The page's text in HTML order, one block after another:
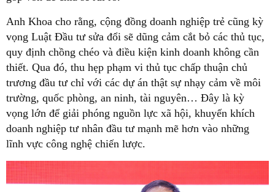
Anh Khoa cho rằng, cộng đồng doanh nghiệp trẻ cũng kỳ
vọng Luật Đầu tư sửa đổi sẽ dũng cảm cắt bỏ các thủ tục,
quy định chồng chéo và điều kiện kinh doanh không cần
thiết. Qua đó, thu hẹp phạm vi thủ tục chấp thuận chủ
trương đầu tư chỉ với các dự án thật sự nhạy cảm về môi
trường, quốc phòng, an ninh, tài nguyên… Đây là kỳ
vọng lớn để giải phóng nguồn lực xã hội, khuyến khích
doanh nghiệp tư nhân đầu tư mạnh mẽ hơn vào những
lĩnh vực công nghệ chiến lược.